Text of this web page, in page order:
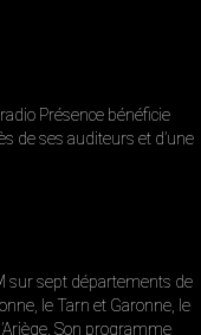
Présence bénéficie
de ses auditeurs et d’une
sur sept départements de
le Tarn et Garonne, le
Son programme